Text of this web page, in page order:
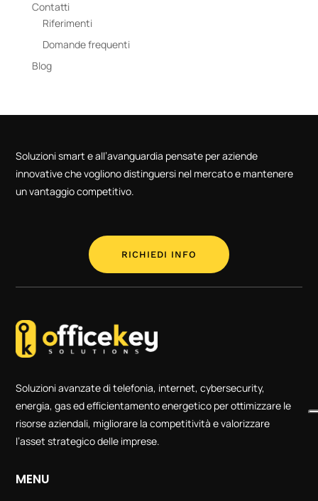
Contatti
Riferimenti
Domande frequenti
Blog
Soluzioni smart e all’avanguardia pensate per aziende
innovative che vogliono distinguersi nel mercato e mantenere
un vantaggio competitivo.
RICHIEDI INFO
Soluzioni avanzate di telefonia, internet, cybersecurity,
energia, gas ed efficientamento energetico per ottimizzare le
risorse aziendali, migliorare la competitività e valorizzare
l’asset strategico delle imprese.
MENU